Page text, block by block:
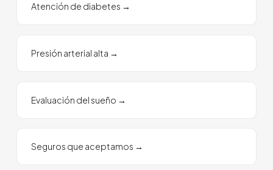
Atención de diabetes →
Presión arterial alta →
Evaluación del sueño →
Seguros que aceptamos →